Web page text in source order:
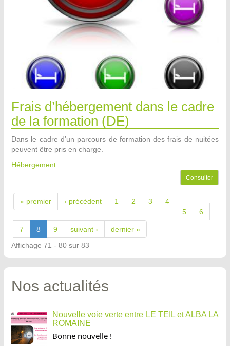
Frais d’hébergement dans le cadre
de la formation (DE)
Dans le cadre d’un parcours de formation des frais de nuitées
peuvent être pris en charge.
Hébergement
Consulter
« premier ‹ précédent 1 2 3
4
5
6
7 8 9 suivant ›
dernier »
Affichage 71 - 80 sur 83
Nos actualités
Nouvelle voie verte entre LE TEIL et ALBA LA
ROMAINE
Bonne nouvelle !